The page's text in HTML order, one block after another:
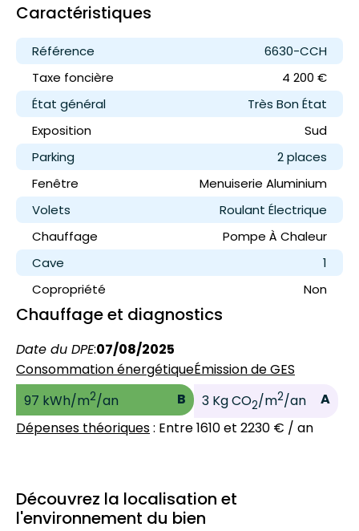
Caractéristiques
Référence
6630-CCH
Taxe foncière
4 200 €
État général
Très Bon État
Exposition
Sud
Parking
2 places
Fenêtre
Menuiserie Aluminium
Volets
Roulant Électrique
Chauffage
Pompe À Chaleur
Cave
1
Copropriété
Non
Chauffage et diagnostics
Date du DPE:07/08/2025
Consommation énergétique
97 kWh/m2/an B
Émission de GES
3 Kg CO2/m2/an
A
Dépenses théoriques: Entre 1610 et 2230 € / an
Découvrez la localisation et
l'environnement du bien